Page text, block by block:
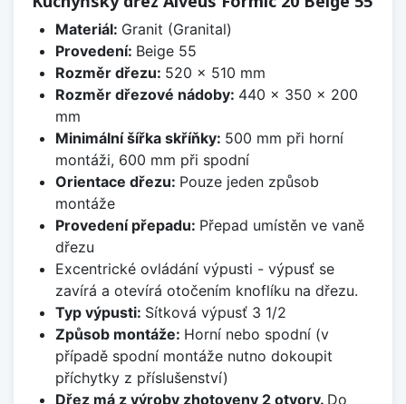
Materiál: Granit (Granital)
Provedení: Beige 55
Rozměr dřezu: 520 x 510 mm
Rozměr dřezové nádoby: 440 x 350 x 200
mm
Minimální šířka skříňky: 500 mm při horní
montáži, 600 mm při spodní
Orientace dřezu: Pouze jeden způsob
montáže
Provedení přepadu: Přepad umístěn ve vaně
dřezu
Excentrické ovládání výpusti - výpusť se
zavírá a otevírá otočením knoflíku na dřezu.
Typ výpusti: Sítková výpusť 3 1/2
Způsob montáže: Horní nebo spodní (v
případě spodní montáže nutno dokoupit
příchytky z příslušenství)
Dřez má z výroby zhotoveny 2 otvory. Do